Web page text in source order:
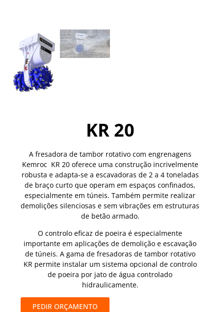
KR 20
A fresadora de tambor rotativo com engrenagens
Kemroc KR 20 oferece uma construção incrivelmente
robusta e adapta‑se a escavadoras de 2 a 4 toneladas
de braço curto que operam em espaços confinados,
especialmente em túneis. Também permite realizar
demolições silenciosas e sem vibrações em estruturas
de betão armado.
O controlo eficaz de poeira é especialmente
importante em aplicações de demolição e escavação
de túneis. A gama de fresadoras de tambor rotativo
KR permite instalar um sistema opcional de controlo
de poeira por jato de água controlado
hidraulicamente.
PEDIR ORÇAMENTO